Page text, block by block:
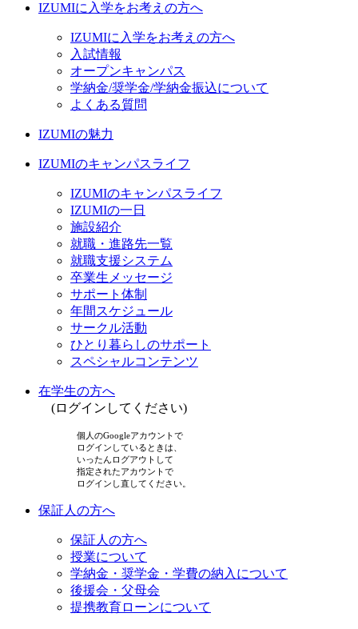
IZUMIに入学をお考えの方へ
IZUMIに入学をお考えの方へ
入試情報
オープンキャンパス
学納金/奨学金/学納金振込について
よくある質問
IZUMIの魅力
IZUMIのキャンパスライフ
IZUMIのキャンパスライフ
IZUMIの一日
施設紹介
就職・進路先一覧
就職支援システム
卒業生メッセージ
サポート体制
年間スケジュール
サークル活動
ひとり暮らしのサポート
スペシャルコンテンツ
在学生の方へ
(ログインしてください)
個人のGoogleアカウントで
ログインしているときは、
いったんログアウトして
指定されたアカウントで
ログインし直してください。
保証人の方へ
保証人の方へ
授業について
学納金・奨学金・学費の納入について
後援会・父母会
提携教育ローンについて